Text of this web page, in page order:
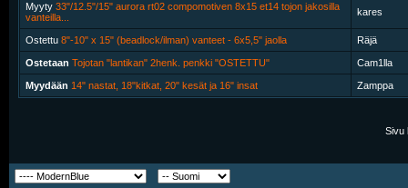
Myyty 33"/12.5"/15" aurora rt02 compomotiven 8x15 et14 tojon jakosilla
vanteilla...
kares
Ostettu 8"-10" x 15" (beadlock/ilman) vanteet - 6x5,5" jaolla Räjä
Ostetaan Tojotan "lantikan" 2henk. penkki "OSTETTU" Cam1lla
Myydään 14" nastat, 18"kitkat, 20" kesät ja 16" insat Zamppa
Sivu